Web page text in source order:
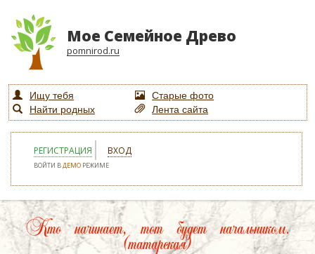
Мое Семейное Древо
pomnirod.ru
Ищу тебя
Старые фото
Найти родных
Лента сайта
РЕГИСТРАЦИЯ ВХОД
ВОЙТИ ВДЕМО РЕЖИМЕ
Кто начинает, тот будет начальником.
(татарская)